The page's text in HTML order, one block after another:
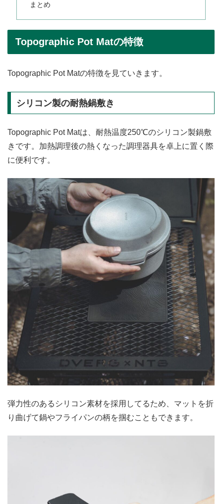
まとめ
Topographic Pot Matの特徴
Topographic Pot Matの特徴を見ていきます。
シリコン製の耐熱鍋敷き
Topographic Pot Matは、耐熱温度250℃のシリコン製鍋敷
きです。加熱調理後の熱くなった調理器具を卓上に置く際
に便利です。
弾力性のあるシリコン素材を採用してるため、マットを折
り曲げて鍋やフライパンの柄を掴むこともできます。